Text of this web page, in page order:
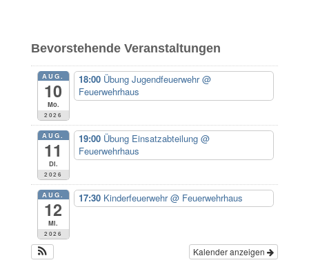
n
n
:
Bevorstehende Veranstaltungen
AUG.
10
Mo.
2026
18:00 Übung Jugendfeuerwehr@
Feuerwehrhaus
AUG.
11
Di.
2026
19:00 Übung Einsatzabteilung @
Feuerwehrhaus
AUG.
12
Mi.
2026
17:30 Kinderfeuerwehr@ Feuerwehrhaus
Kalender anzeigen